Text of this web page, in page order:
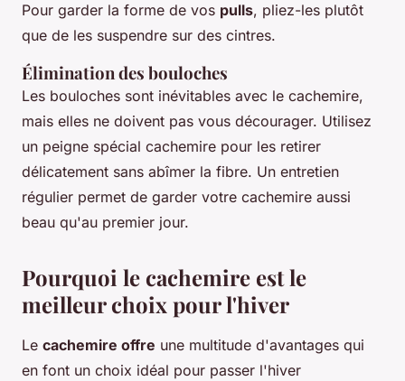
Pour garder la forme de vos pulls, pliez-les plutôt
que de les suspendre sur des cintres.
Élimination des bouloches
Les bouloches sont inévitables avec le cachemire,
mais elles ne doivent pas vous décourager. Utilisez
un peigne spécial cachemire pour les retirer
délicatement sans abîmer la fibre. Un entretien
régulier permet de garder votre cachemire aussi
beau qu'au premier jour.
Pourquoi le cachemire est le
meilleur choix pour l'hiver
Le cachemire offre une multitude d'avantages qui
en font un choix idéal pour passer l'hiver